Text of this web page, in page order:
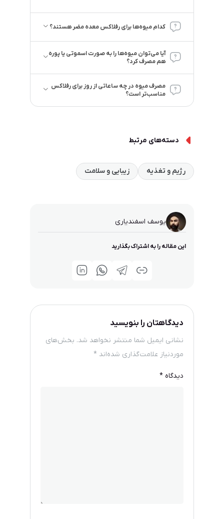
کدام میوه‌ها برای رفلاکس معده مضر هستند؟
آیا می‌توان میوه‌ها را به صورت اسموتی یا پوره
هم مصرف کرد؟
مصرف میوه در چه ساعاتی از روز برای رفلاکس
مناسب‌تر است؟
دسته‌های مرتبط
رژیم و تغذیه زیبایی و سلامت
یوسف اسفندیاری
این مقاله را به اشتراک بگذارید
دیدگاهتان را بنویسید
نشانی ایمیل شما منتشر نخواهد شد. بخش‌های
موردنیاز علامت‌گذاری شده‌اند *
دیدگاه *